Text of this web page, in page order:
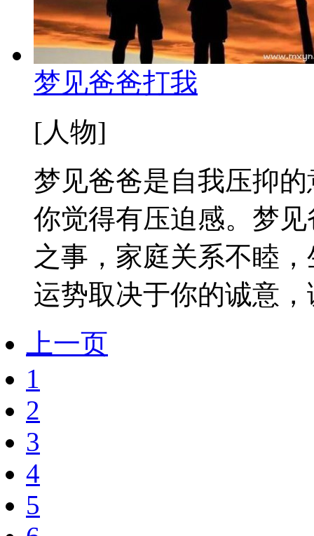
梦见爸爸打我
[人物]
梦见爸爸是自我压抑
你觉得有压迫感。梦
之事，家庭关系不睦
运势取决于你的诚意
上一页
1
2
3
4
5